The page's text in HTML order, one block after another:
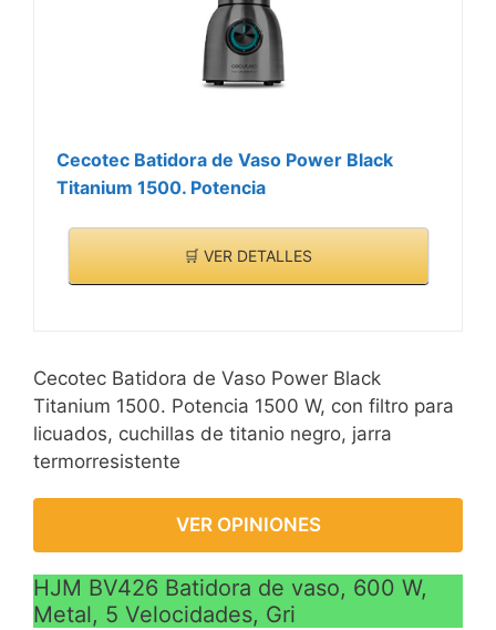
interruptor para encender
Cecotec Batidora de Vaso Power Black
Titanium 1500. Potencia
🛒 VER DETALLES
Cecotec Batidora de Vaso Power Black
Titanium 1500. Potencia 1500 W, con filtro para
licuados, cuchillas de titanio negro, jarra
termorresistente
VER OPINIONES
HJM BV426 Batidora de vaso, 600 W,
Metal, 5 Velocidades, Gri